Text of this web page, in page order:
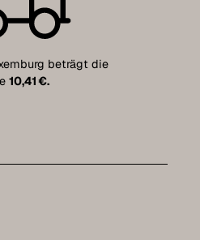
beträgt die
10,41 €.